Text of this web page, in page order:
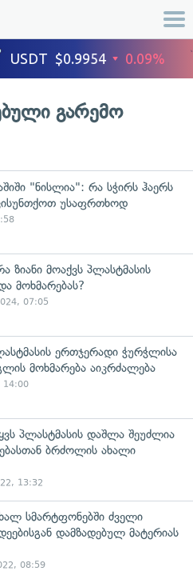
გარემო
"ნისლია": რა სჭირს ჰაერს
უსაფრთხოდ
ზიანი მოაქვს პლასტმასის
მოხმარებას?
07:05
ერთჯერადი ჭურჭლისა
მოხმარება აიკრძალება
14:00
პლასტმასის დაშლა შეუძლია
ბრძოლის ახალი
13:32
სმარტფონებში ძველი
დამზადებულ მატერიას
08:59